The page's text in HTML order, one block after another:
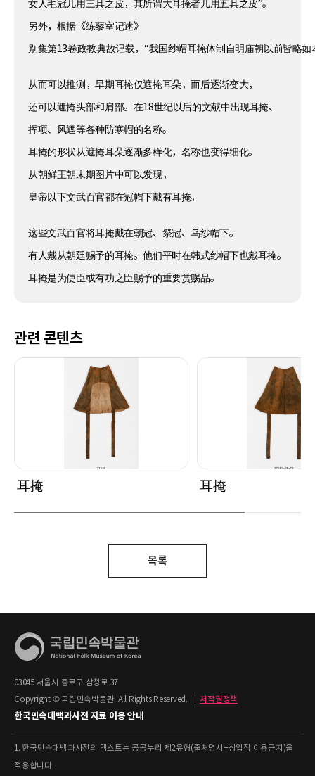
女人毛冠几用三具之皮，其所谓大耳掩者几用五具之皮”。
另外，根据《练藜室记述》
别集第13卷政教典故记载，“我国纱帽耳掩体制自明庙朝以前皆略
从而可以推测，早期耳掩仅遮掩耳朵，而后逐渐变大，
还可以遮掩头部和肩部。在18世纪以后的文献中出现耳掩、
挥项、风遮等各种防寒帽的名称。
耳掩的形状从遮掩耳朵逐渐多样化，名称也变得细化。
从朝鲜王朝末期图片中可以发现，
皇帝以下文武百官都在冠帽下戴有耳掩。
这些文武百官将耳掩戴在朝冠、祭冠、乌纱帽下。
有人戴从朝廷赐予的耳掩。他们平时在韩式纱帽下也戴耳掩。
耳掩是为使臣或有功之臣赐予的重要赏赐品。
관련 콘텐츠
耳掩 耳掩
목록
03045 서울시 종로구 삼청로 37
Copyright © 국립민속박물관. All Rights Reserved.
저작권정책
한국민속대백과사전 자료 이용 안내
1. 한국민속대백과사전의 텍스트는 공공누리 제2유형(출처명시+상업적 이용금지)을
적용합니다.